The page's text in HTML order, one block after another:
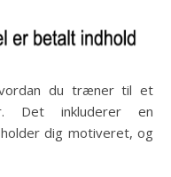
Det inkluderer en
dig motiveret, og